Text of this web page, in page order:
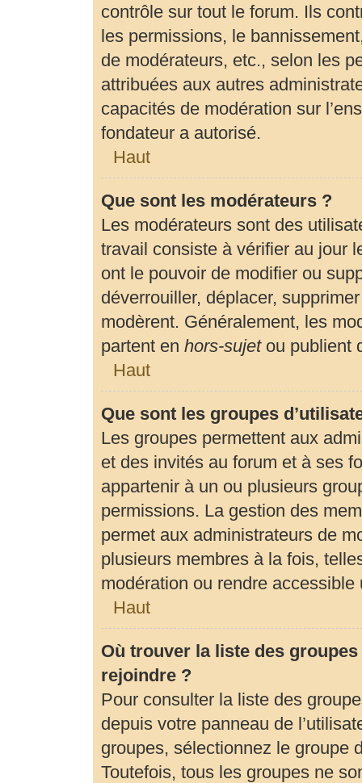
contrôle sur tout le forum. Ils
les permissions, le
de modérateurs, etc., selon les
attribuées aux autres
capacités de modération sur
fondateur a autorisé.
Haut
Que sont les modérateurs ?
Les modérateurs sont des
travail consiste à vérifier au jour
ont le pouvoir de modifier ou
déverrouiller, déplacer,
modèrent. Généralement, les
partent en hors-sujetou publient
Haut
Que sont les groupes
Les groupes permettent aux
et des invités au forum et à ses
appartenir à un ou plusieurs
permissions. La gestion des
permet aux administrateurs de
plusieurs membres à la fois,
modération ou rendre accessible
Haut
Où trouver la liste des
rejoindre ?
Pour consulter la liste des
depuis votre panneau de
groupes, sélectionnez le groupe
Toutefois, tous les groupes ne